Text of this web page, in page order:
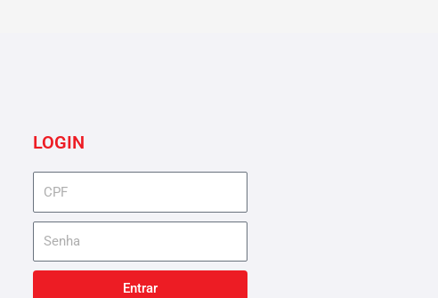
LOGIN
cpf
senha
Entrar